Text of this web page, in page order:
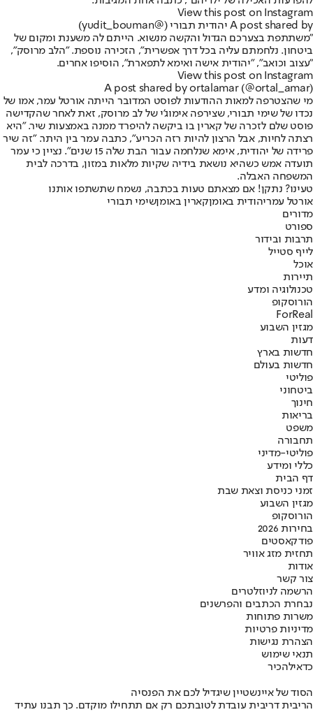
View this post on Instagram
A post shared by יהודית תבורי (@yudit_bouman)
"משתתפת בצערכם הגדול והקשה מנשוא. הייתם לה משענת ומקום של
ביטחון. נלחמתם עליה בכל דרך אפשרית", הזכירה נוספת. "הלב מרוסק",
"עצוב וכואב", "יהודית אישה ואימא לתפארת", הוסיפו אחרים.
View this post on Instagram
A post shared by ortalamar (@ortal_amar)
מי שהצטרפה למאות ההודעות לפוסט המדובר הייתה אורטל עמר, אמו של
נכדו של שימי תבורי, שצירפה אימוג'י של לב מרוסק, זאת לאחר שהקדישה
פוסט שלם לזכרה של קארין בו ביקשה להיפרד ממנה באמצעות שיר. "היא
רצתה לחיות, אבל הרצון להיות רזה הכריע", כתבה עמר בין היתר. "זה שיר
פרידה של יהודית, אימא שנלחמה עבור הבת שלה 15 שנים". נציין כי עמר
תועדה אמש כשהיא נושאת בידיה שקיות מלאות במזון, בדרכה לבית
המשפחה האבלה.
טעינו? נתקן! אם מצאתם טעות בכתבה, נשמח שתשתפו אותנו
אורטל עמריהודית באומןקארין באומןשימי תבורי
מדורים
ספורט
תרבות ובידור
לייף סטייל
אוכל
תיירות
טכנולוגיה ומדע
הורוסקופ
ForReal
מגזין השבוע
דעות
חדשות בארץ
חדשות בעולם
פוליטי
ביטחוני
חינוך
בריאות
משפט
תחבורה
פוליטי-מדיני
כללי ומידע
דף הבית
זמני כניסת וצאת שבת
מגזין השבוע
הורוסקופ
בחירות 2026
פודקאסטים
תחזית מזג אוויר
אודות
צור קשר
הרשמה לניוזלטרים
נבחרת הכתבים והפרשנים
משרות פתוחות
מדיניות פרטיות
הצהרת נגישות
תנאי שימוש
כדאילהכיר
הסוד של איינשטיין שיגדיל לכם את הפנסיה
הריבית דריבית עובדת לטובתכם רק אם תתחילו מוקדם. כך תבנו עתיד